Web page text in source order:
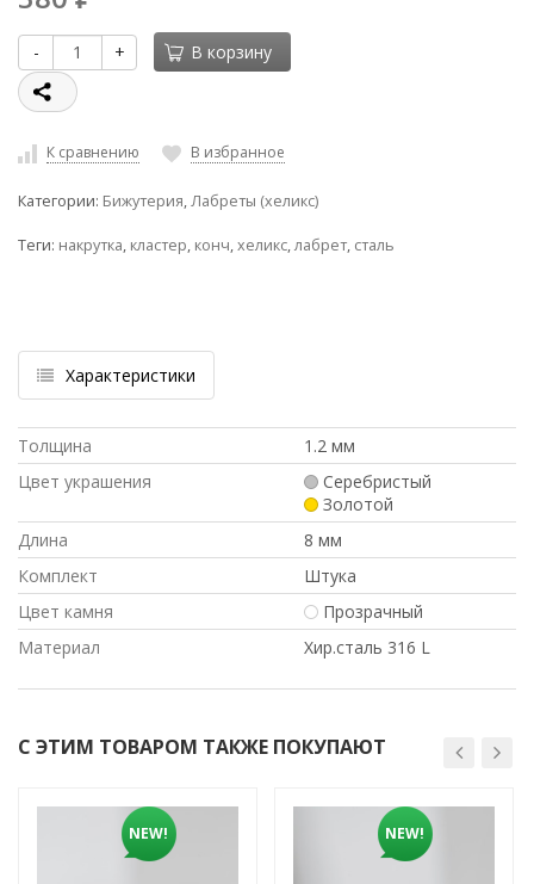
- + В корзину
К сравнению В избранное
Категории: Бижутерия,Лабреты (хеликс)
Теги: накрутка, кластер, конч,хеликс,лабрет, сталь
Характеристики
Толщина
1.2 мм
Цвет украшения
Серебристый
Золотой
Длина
8 мм
Комплект
Штука
Цвет камня
Прозрачный
Материал
Хир.сталь 316 L
С ЭТИМ ТОВАРОМ ТАКЖЕ ПОКУПАЮТ
NEW! NEW!